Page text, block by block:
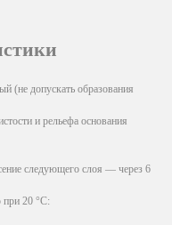
(не допускать образования
и рельефа основания
следующего слоя — через 6
при 20 °C: